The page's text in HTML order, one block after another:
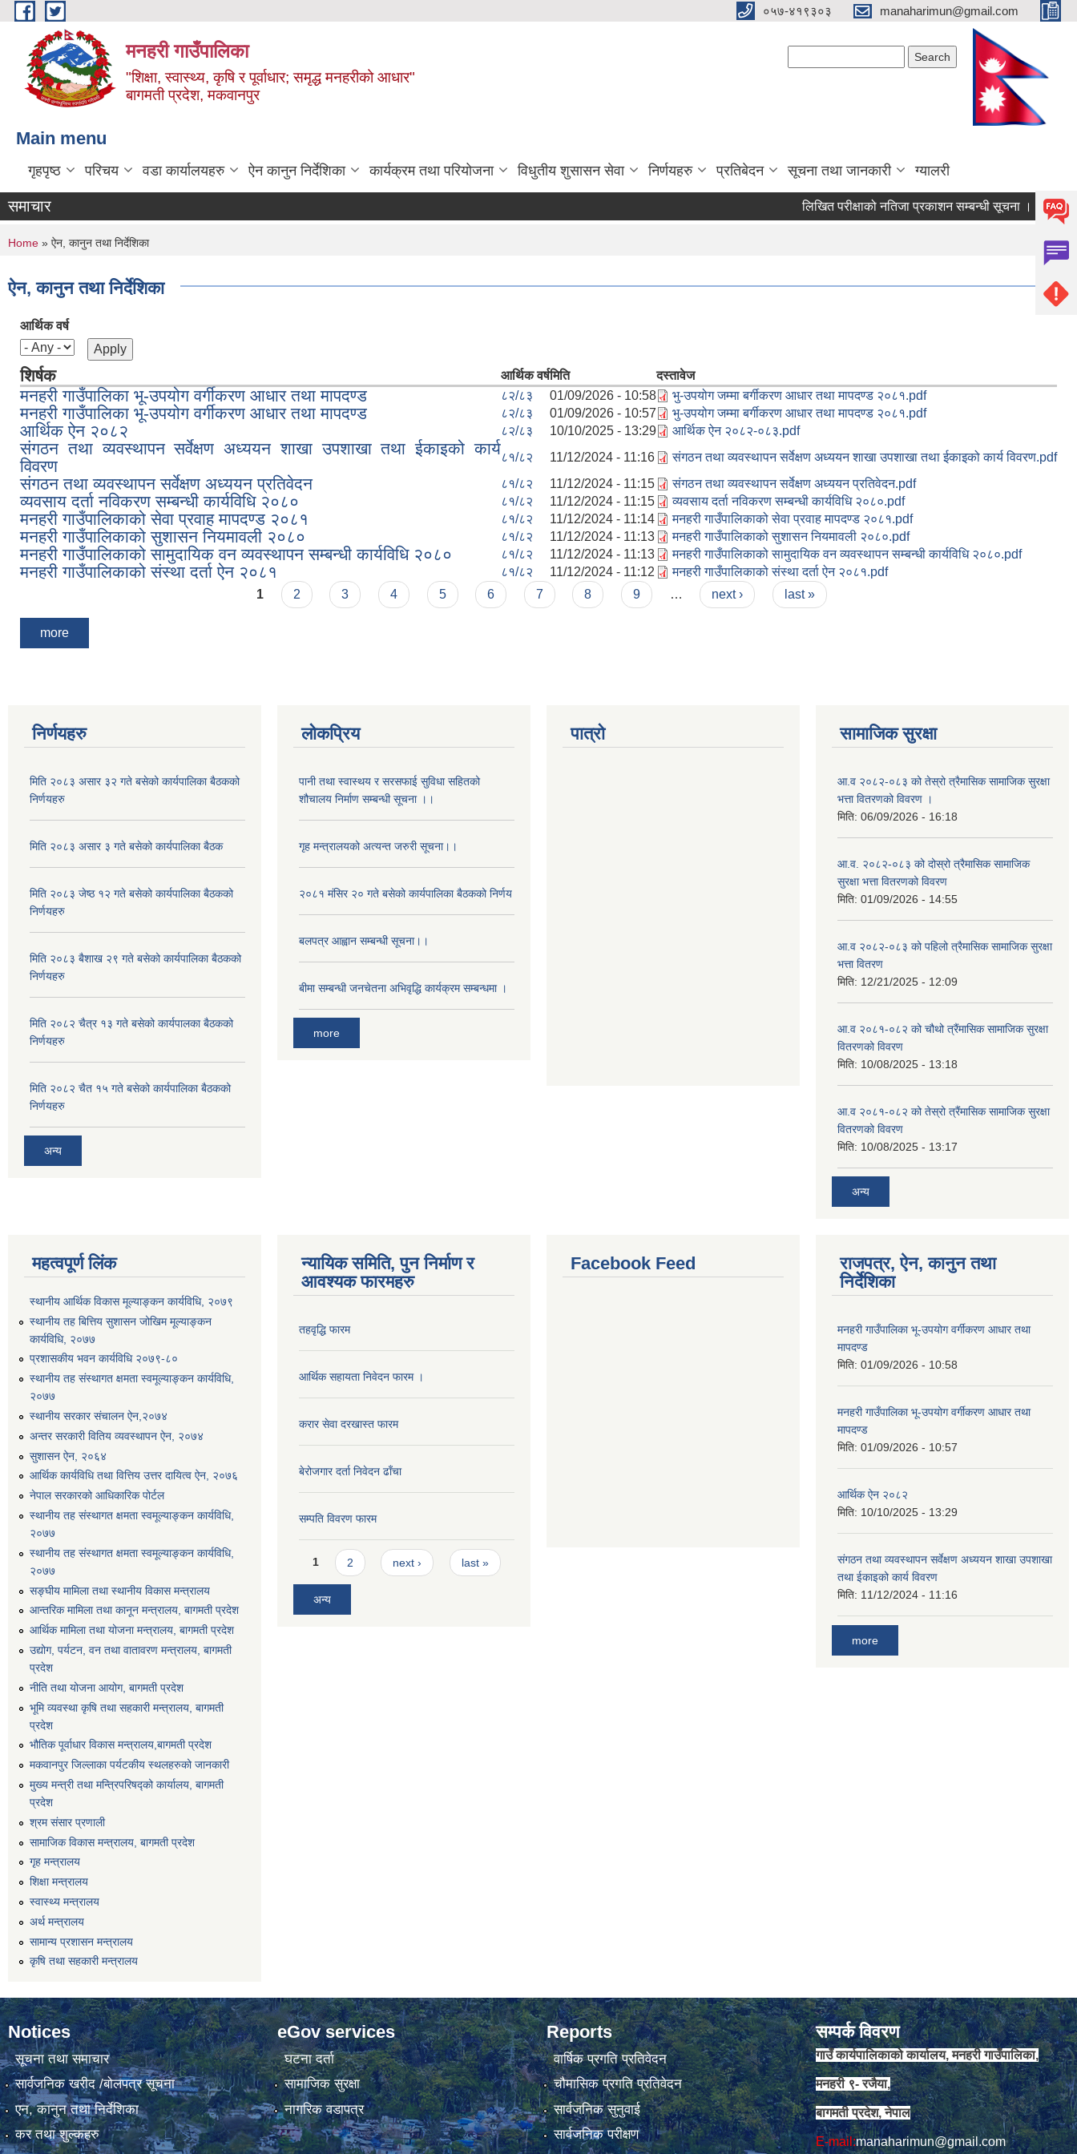
Skip to main content ०५७-४१९३०३ manaharimun@gmail.com
मनहरी गाउँपालिका
"शिक्षा, स्वास्थ्य, कृषि र पूर्वाधार; समृद्ध मनहरीको आधार"
बागमती प्रदेश, मकवानपुर
Main menu
गृहपृष्ठ परिचय वडा कार्यालयहरु ऐन कानुन निर्देशिका कार्यक्रम तथा परियोजना विधुतीय शुसासन सेवा निर्णयहरु प्रतिबेदन सूचना तथा जानकारी ग्यालरी
समाचार लिखित परीक्षाको नतिजा प्रकाशन सम्बन्धी सूचना । दररेट पेश
You are here
Home » ऐन, कानुन तथा निर्देशिका
ऐन, कानुन तथा निर्देशिका
आर्थिक वर्ष
शिर्षक आर्थिक वर्षमिति दस्तावेज
मनहरी गाउँपालिका भू-उपयोग वर्गीकरण आधार तथा मापदण्ड ८२/८३ 01/09/2026 - 10:58 भु-उपयोग जम्मा बर्गीकरण आधार तथा मापदण्ड २०८१.pdf
मनहरी गाउँपालिका भू-उपयोग वर्गीकरण आधार तथा मापदण्ड ८२/८३ 01/09/2026 - 10:57 भु-उपयोग जम्मा बर्गीकरण आधार तथा मापदण्ड २०८१.pdf
आर्थिक ऐन २०८२ ८२/८३ 10/10/2025 - 13:29 आर्थिक ऐन २०८२-०८३.pdf
संगठन तथा व्यवस्थापन सर्वेक्षण अध्ययन शाखा उपशाखा तथा ईकाइको कार्य
विवरण
८१/८२ 11/12/2024 - 11:16 संगठन तथा व्यवस्थापन सर्वेक्षण अध्ययन शाखा उपशाखा तथा ईकाइको कार्य विवरण.pdf
संगठन तथा व्यवस्थापन सर्वेक्षण अध्ययन प्रतिवेदन ८१/८२ 11/12/2024 - 11:15 संगठन तथा व्यवस्थापन सर्वेक्षण अध्ययन प्रतिवेदन.pdf
व्यवसाय दर्ता नविकरण सम्बन्धी कार्यविधि २०८० ८१/८२ 11/12/2024 - 11:15 व्यवसाय दर्ता नविकरण सम्बन्धी कार्यविधि २०८०.pdf
मनहरी गाउँपालिकाको सेवा प्रवाह मापदण्ड २०८१ ८१/८२ 11/12/2024 - 11:14 मनहरी गाउँपालिकाको सेवा प्रवाह मापदण्ड २०८१.pdf
मनहरी गाउँपालिकाको सुशासन नियमावली २०८० ८१/८२ 11/12/2024 - 11:13 मनहरी गाउँपालिकाको सुशासन नियमावली २०८०.pdf
मनहरी गाउँपालिकाको सामुदायिक वन व्यवस्थापन सम्बन्धी कार्यविधि २०८० ८१/८२ 11/12/2024 - 11:13 मनहरी गाउँपालिकाको सामुदायिक वन व्यवस्थापन सम्बन्धी कार्यविधि २०८०.pdf
मनहरी गाउँपालिकाको संस्था दर्ता ऐन २०८१ ८१/८२ 11/12/2024 - 11:12 मनहरी गाउँपालिकाको संस्था दर्ता ऐन २०८१.pdf
1 2 3 4 5 6 7 8 9 … next › last »
more
निर्णयहरु
मिति २०८३ असार ३२ गते बसेको कार्यपालिका बैठकको
निर्णयहरु
मिति २०८३ असार ३ गते बसेको कार्यपालिका बैठक
मिति २०८३ जेष्ठ १२ गते बसेको कार्यपालिका बैठकको
निर्णयहरु
मिति २०८३ बैशाख २९ गते बसेको कार्यपालिका बैठकको
निर्णयहरु
मिति २०८२ चैत्र १३ गते बसेको कार्यपालका बैठकको
निर्णयहरु
मिति २०८२ चैत १५ गते बसेको कार्यपालिका बैठकको
निर्णयहरु
अन्य
लोकप्रिय
पानी तथा स्वास्थय र सरसफाई सुविधा सहितको
शौचालय निर्माण सम्बन्धी सूचना ।।
गृह मन्त्रालयको अत्यन्त जरुरी सूचना।।
२०८१ मंसिर २० गते बसेको कार्यपालिका बैठकको निर्णय
बलपत्र आह्वान सम्बन्धी सूचना।।
बीमा सम्बन्धी जनचेतना अभिवृद्धि कार्यक्रम सम्बन्धमा ।
more
पात्रो सामाजिक सुरक्षा
आ.व २०८२-०८३ को तेस्रो त्रैमासिक सामाजिक सुरक्षा
भत्ता वितरणको विवरण ।
मिति: 06/09/2026 - 16:18
आ.व. २०८२-०८३ को दोस्रो त्रैमासिक सामाजिक
सुरक्षा भत्ता वितरणको विवरण
मिति: 01/09/2026 - 14:55
आ.व २०८२-०८३ को पहिलो त्रैमासिक सामाजिक सुरक्षा
भत्ता वितरण
मिति: 12/21/2025 - 12:09
आ.व २०८१-०८२ को चौथो त्रैंमासिक सामाजिक सुरक्षा
वितरणको विवरण
मिति: 10/08/2025 - 13:18
आ.व २०८१-०८२ को तेस्रो त्रैंमासिक सामाजिक सुरक्षा
वितरणको विवरण
मिति: 10/08/2025 - 13:17
अन्य
महत्वपूर्ण लिंक
स्थानीय आर्थिक विकास मूल्याङ्कन कार्यविधि, २०७९
स्थानीय तह बित्तिय सुशासन जोखिम मूल्याङ्कन
कार्यविधि, २०७७
प्रशासकीय भवन कार्यविधि २०७९-८०
स्थानीय तह संस्थागत क्षमता स्वमूल्याङ्कन कार्यविधि,
२०७७
स्थानीय सरकार संचालन ऐन,२०७४
अन्तर सरकारी वितिय व्यवस्थापन ऐन, २०७४
सुशासन ऐन, २०६४
आर्थिक कार्यविधि तथा वित्तिय उत्तर दायित्व ऐन, २०७६
नेपाल सरकारको आधिकारिक पोर्टल
स्थानीय तह संस्थागत क्षमता स्वमूल्याङ्कन कार्यविधि,
२०७७
स्थानीय तह संस्थागत क्षमता स्वमूल्याङ्कन कार्यविधि,
२०७७
सङ्घीय मामिला तथा स्थानीय विकास मन्त्रालय
आन्तरिक मामिला तथा कानून मन्त्रालय, बागमती प्रदेश
आर्थिक मामिला तथा योजना मन्त्रालय, बागमती प्रदेश
उद्योग, पर्यटन, वन तथा वातावरण मन्त्रालय, बागमती
प्रदेश
नीति तथा योजना आयोग, बागमती प्रदेश
भूमि व्यवस्था कृषि तथा सहकारी मन्त्रालय, बागमती
प्रदेश
भौतिक पूर्वाधार विकास मन्त्रालय,बागमती प्रदेश
मकवानपुर जिल्लाका पर्यटकीय स्थलहरुको जानकारी
मुख्य मन्त्री तथा मन्त्रिपरिषद्को कार्यालय, बागमती
प्रदेश
श्रम संसार प्रणाली
सामाजिक विकास मन्त्रालय, बागमती प्रदेश
गृह मन्त्रालय
शिक्षा मन्त्रालय
स्वास्थ्य मन्त्रालय
अर्थ मन्त्रालय
सामान्य प्रशासन मन्त्रालय
कृषि तथा सहकारी मन्त्रालय
न्यायिक समिति, पुन निर्माण र
आवश्यक फारमहरु
तहवृद्धि फारम
आर्थिक सहायता निवेदन फारम ।
करार सेवा दरखास्त फारम
बेरोजगार दर्ता निवेदन ढाँचा
सम्पति विवरण फारम
Pages
1 2 next › last »
अन्य
Facebook Feed
राजपत्र, ऐन, कानुन तथा
निर्देशिका
मनहरी गाउँपालिका भू-उपयोग वर्गीकरण आधार तथा
मापदण्ड
मिति: 01/09/2026 - 10:58
मनहरी गाउँपालिका भू-उपयोग वर्गीकरण आधार तथा
मापदण्ड
मिति: 01/09/2026 - 10:57
आर्थिक ऐन २०८२
मिति: 10/10/2025 - 13:29
संगठन तथा व्यवस्थापन सर्वेक्षण अध्ययन शाखा उपशाखा
तथा ईकाइको कार्य विवरण
मिति: 11/12/2024 - 11:16
more
Notices
सूचना तथा समाचार
सार्वजनिक खरीद /बोलपत्र सूचना
एन, कानुन तथा निर्देशिका
कर तथा शुल्कहरु
eGov services
घटना दर्ता
सामाजिक सुरक्षा
नागरिक वडापत्र
Reports
वार्षिक प्रगति प्रतिवेदन
चौमासिक प्रगति प्रतिवेदन
सार्वजनिक सुनुवाई
सार्वजनिक परीक्षण
सम्पर्क विवरण
गाउँ कार्यपालिकाको कार्यालय, मनहरी गाउँपालिका,
मनहरी ९- रजैया,
बागमती प्रदेश, नेपाल
E-mail:manaharimun@gmail.com